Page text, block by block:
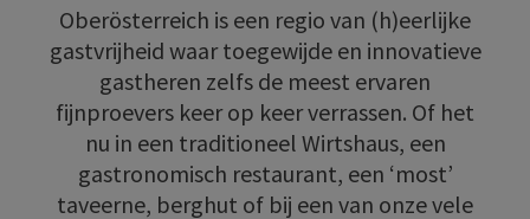
Oberösterreich is een regio van (h)eerlijke
gastvrijheid waar toegewijde en innovatieve
gastheren zelfs de meest ervaren
fijnproevers keer op keer verrassen. Of het
nu in een traditioneel Wirtshaus, een
gastronomisch restaurant, een ‘most’
taveerne, berghut of bij een van onze vele